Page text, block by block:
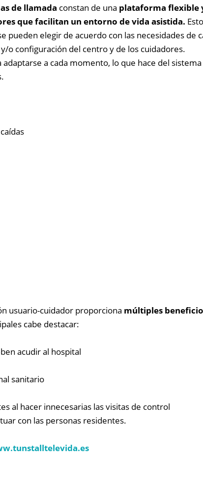
de llamada constan de una plataforma flexible
que facilitan un entorno de vida asistida.
pueden elegir de acuerdo con las necesidades de
o configuración del centro y de los cuidadores.
a cada momento, lo que hace del
usuario-cuidador proporciona múltiples
cabe destacar:
acudir al hospital
sanitario
al hacer innecesarias las visitas de control
con las personas residentes.
tunstalltelevida.es